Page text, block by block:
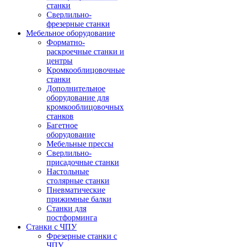
станки
Сверлильно-
фрезерные станки
Мебельное оборудование
Форматно-
раскроечные станки и
центры
Кромкооблицовочные
станки
Дополнительное
оборудование для
кромкооблицовочных
станков
Багетное
оборудование
Мебельные прессы
Сверлильно-
присадочные станки
Настольные
столярные станки
Пневматические
прижимные балки
Станки для
постформинга
Станки с ЧПУ
Фрезерные станки с
ЧПУ